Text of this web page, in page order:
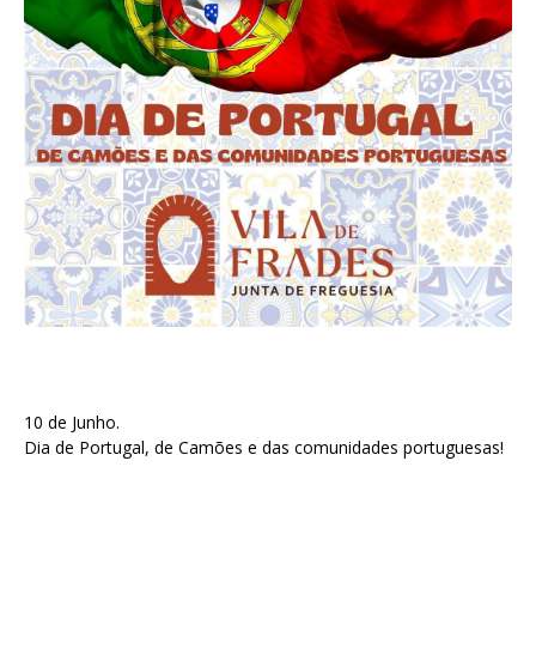
10 de Junho.
Dia de Portugal, de Camões e das comunidades portuguesas!